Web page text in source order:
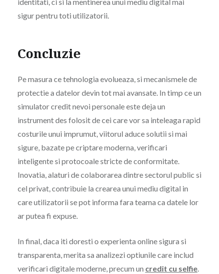
sigur pentru toti utilizatorii.
Concluzie
Pe masura ce tehnologia evolueaza, si mecanismele de
protectie a datelor devin tot mai avansate. In timp ce un
simulator credit nevoi personale este deja un
instrument des folosit de cei care vor sa inteleaga rapid
costurile unui imprumut, viitorul aduce solutii si mai
sigure, bazate pe criptare moderna, verificari
inteligente si protocoale stricte de conformitate.
Inovatia, alaturi de colaborarea dintre sectorul public si
cel privat, contribuie la crearea unui mediu digital in
care utilizatorii se pot informa fara teama ca datele lor
ar putea fi expuse.
In final, daca iti doresti o experienta online sigura si
transparenta, merita sa analizezi optiunile care includ
verificari digitale moderne, precum un credit cu selfie.